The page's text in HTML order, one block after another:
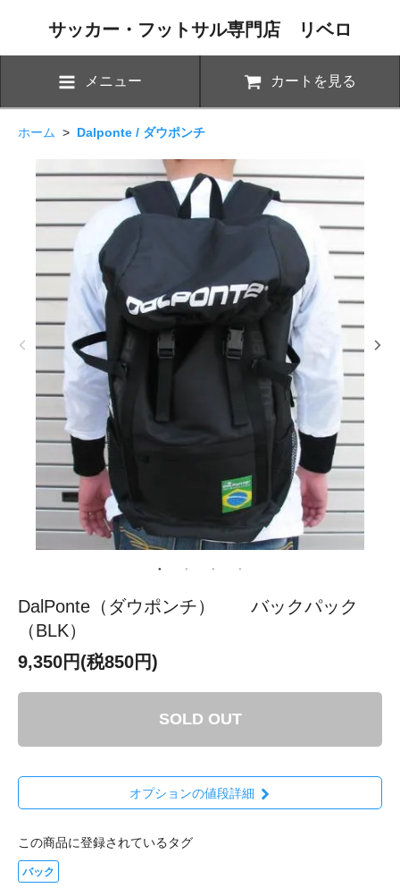
サッカー・フットサル専門店 リベロ
メニュー カートを見る
ホーム > Dalponte / ダウポンチ
DalPonte（ダウポンチ） バックパック
（BLK）
9,350円(税850円)
SOLD OUT
オプションの値段詳細
この商品に登録されているタグ
バック